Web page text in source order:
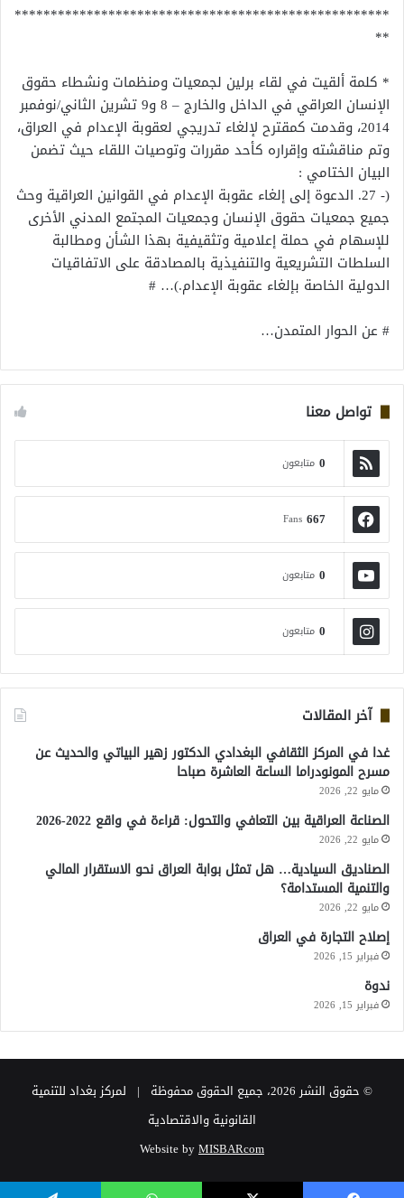
****************************************************
**
* كلمة ألقيت في لقاء برلين لجمعيات ومنظمات ونشطاء حقوق
الإنسان العراقي في الداخل والخارج – 8 و9 تشرين الثاني/نوفمبر
2014، وقدمت كمقترح لإلغاء تدريجي لعقوبة الإعدام في العراق،
وتم مناقشته وإقراره كأحد مقررات وتوصيات اللقاء حيث تضمن
البيان الختامي :
(- 27. الدعوة إلى إلغاء عقوبة الإعدام في القوانين العراقية وحث
جميع جمعيات حقوق الإنسان وجمعيات المجتمع المدني الأخرى
للإسهام في حملة إعلامية وتثقيفية بهذا الشأن ومطالبة
السلطات التشريعية والتنفيذية بالمصادقة على الاتفاقيات
الدولية الخاصة بإلغاء عقوبة الإعدام.)… #
# عن الحوار المتمدن…
تواصل معنا
0 متابعون
667
Fans
0 متابعون
0 متابعون
آخر المقالات
غدا في المركز الثقافي البغدادي الدكتور زهير البياتي والحديث عن
مسرح المونودراما الساعة العاشرة صباحا
مايو 22, 2026
الصناعة العراقية بين التعافي والتحول: قراءة في واقع 2022-2026
مايو 22, 2026
الصناديق السيادية… هل تمثل بوابة العراق نحو الاستقرار المالي
والتنمية المستدامة؟
مايو 22, 2026
إصلاح التجارة في العراق
فبراير 15, 2026
ندوة
فبراير 15, 2026
© حقوق النشر 2026، جميع الحقوق محفوظة | لمركز بغداد للتنمية
القانونية والاقتصادية
Website byMISBARcom